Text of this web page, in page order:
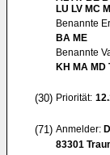
LU LV MC
Benannte
BA ME
Benannte
KH MA MD
(30) Priorität:
(71) Anmelder:
83301